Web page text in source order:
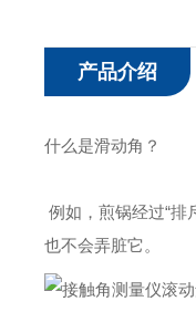
产品介绍
什么是滑动角？
例如，煎锅经过“
也不会弄脏它。